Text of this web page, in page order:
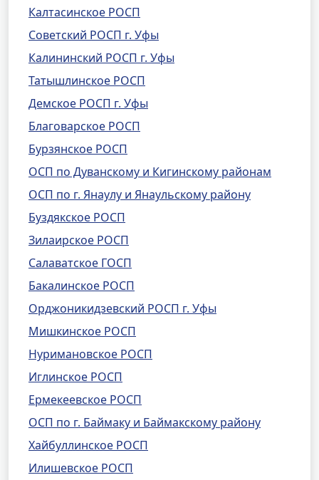
Калтасинское РОСП
Советский РОСП г. Уфы
Калининский РОСП г. Уфы
Татышлинское РОСП
Демское РОСП г. Уфы
Благоварское РОСП
Бурзянское РОСП
ОСП по Дуванскому и Кигинскому районам
ОСП по г. Янаулу и Янаульскому району
Буздякское РОСП
Зилаирское РОСП
Салаватское ГОСП
Бакалинское РОСП
Орджоникидзевский РОСП г. Уфы
Мишкинское РОСП
Нуримановское РОСП
Иглинское РОСП
Ермекеевское РОСП
ОСП по г. Баймаку и Баймакскому району
Хайбуллинское РОСП
Илишевское РОСП